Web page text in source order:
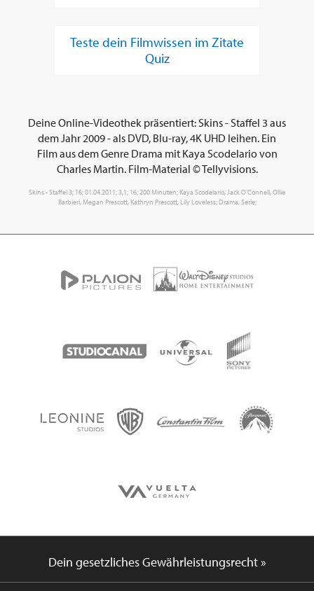
Teste dein Filmwissen im Zitate
Quiz
Deine Online-Videothek präsentiert: Skins - Staffel 3 aus
dem Jahr 2009 - als DVD, Blu-ray, 4K UHD leihen. Ein
Film aus dem Genre Drama mit Kaya Scodelario von
Charles Martin. Film-Material © Tellyvisions.
Skins - Staffel 3; 16; 01.04.2011; 3,1; 16; 200 Minuten; Kaya Scodelario, Jack O'Connell, Ollie
Barbieri, Megan Prescott, Kathryn Prescott, Lily Loveless; Drama, Serie;
Dein gesetzliches Gewährleistungsrecht »